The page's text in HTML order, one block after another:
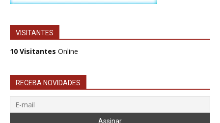
VISITANTES
10 Visitantes Online
RECEBA NOVIDADES